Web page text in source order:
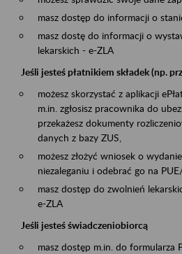
masz dostęp do informacji o
masz dostę do informacji o
lekarskich - e-ZLA
Jeśli jesteś płatnikiem składek (np.
możesz skorzystać z aplikacji
m.in. zgłosisz pracownika do
przekażesz dokumenty
danych z bazy ZUS,
możesz złożyć wniosek o
niezaleganiu i odebrać go na PUE/
masz dostęp do zwolnień
e-ZLA
Jeśli jesteś świadczeniobiorcą
masz dostęp m.in. do formularza